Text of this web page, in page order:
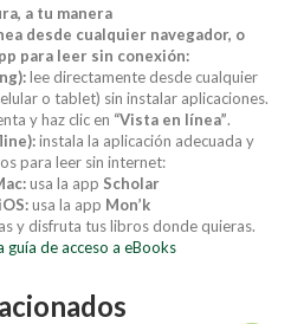
a tu manera
desde cualquier navegador, o
para leer sin conexión:
lee directamente desde cualquier
o tablet) sin instalar aplicaciones.
y haz clic en “Vista en línea”.
instala la aplicación adecuada y
para leer sin internet:
usa la app Scholar
usa la app Mon’k
y disfruta tus libros donde quieras.
guía de acceso a eBooks